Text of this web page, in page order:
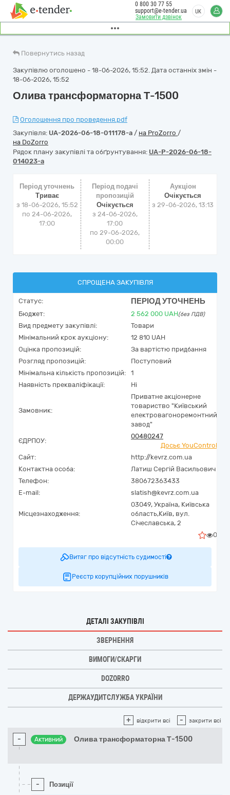
Замовити дзвінок
0 800 30 77 55
support@e-tender.ua
UK
Повернутись назад
Закупівлю оголошено - 18-06-2026, 15:52. Дата останніх змін -
18-06-2026, 15:52
Олива трансформаторна Т-1500
Оголошення про проведення.pdf
Закупівля: UA-2026-06-18-011178-a / на ProZorro /
на DoZorro
Рядок плану закупівлі та обґрунтування: UA-P-2026-06-18-
014023-a
Період уточнень
Триває
з 18-06-2026, 15:52
по 24-06-2026,
17:00
Період подачі
пропозицій
Очікується
з 24-06-2026,
17:00
по 29-06-2026,
00:00
Аукціон
Очікується
з29-06-2026, 13:13
СПРОЩЕНА ЗАКУПІВЛЯ
Статус: ПЕРІОД УТОЧНЕНЬ
Бюджет: 2 562 000 UAH(без ПДВ)
Вид предмету закупівлі:
Товари
Мінімальний крок аукціону:
12 810 UAH
Оцінка пропозицій:
За вартістю придбання
Розгляд пропозицій:
Поступовий
Мінімальна кількість пропозицій:
1
Наявність прекваліфікації:
Ні
Замовник:
Приватне акціонерне
товариство "Київський
електровагоноремонтний
завод"
ЄДРПОУ:
00480247
Досьє YouControl
Сайт:
http://kevrz.com.ua
Контактна особа:
Латиш Сергій Васильович
Телефон:
380672363433
E-mail:
slatish@kevrz.com.ua
Місцезнаходження:
03049, Україна, Київська
область,Київ, вул.
Січеславська, 2
0
Витяг про відсутність судимості
Реєстр корупційних порушників
ДЕТАЛІ ЗАКУПІВЛІ
ЗВЕРНЕННЯ
ВИМОГИ/СКАРГИ
DOZORRO
ДЕРЖАУДИТСЛУЖБА УКРАЇНИ
+ відкрити всі - закрити всі
- Активний Олива трансформаторна Т-1500
- Позиції